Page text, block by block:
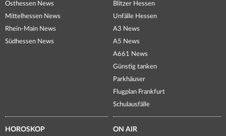
Osthessen News
Mittelhessen News
Rhein-Main News
Südhessen News
Blitzer Hessen
Unfälle Hessen
A3 News
A5 News
A661 News
Günstig tanken
Parkhäuser
Flugplan Frankfurt
Schulausfälle
HOROSKOP ON AIR